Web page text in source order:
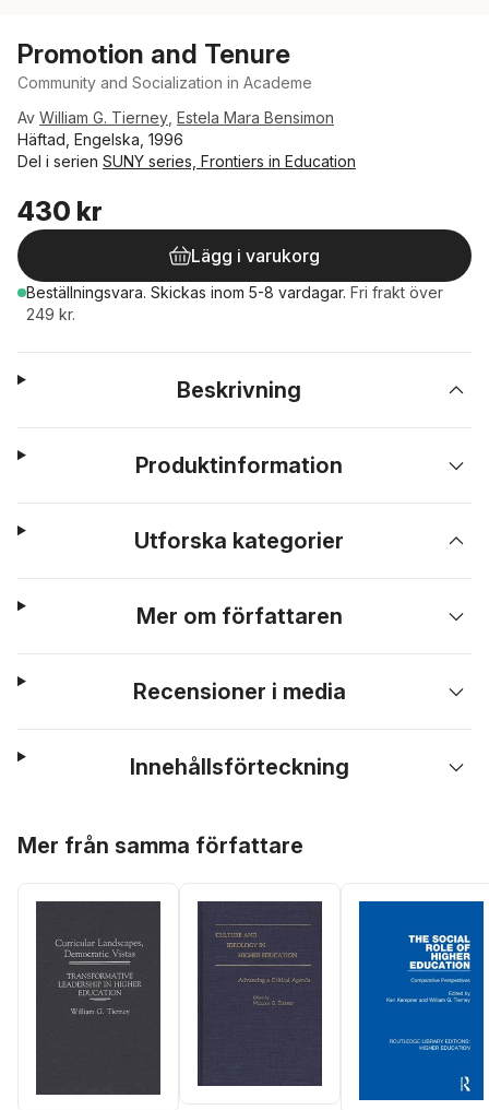
Promotion and Tenure
Community and Socialization in Academe
Av William G. Tierney Estela Mara Bensimon
Häftad, Engelska, 1996
Del i serien SUNY series, Frontiers in Education
430 kr
Lägg i varukorg
Beställningsvara. Skickas inom 5-8 vardagar. Fri frakt över
249 kr.
Beskrivning
Produktinformation
Utforska kategorier
Mer om författaren
Recensioner i media
Innehållsförteckning
Mer från samma författare